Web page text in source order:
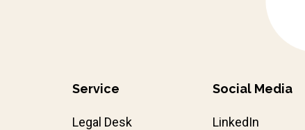
Service
Legal Desk
Social Media
LinkedIn